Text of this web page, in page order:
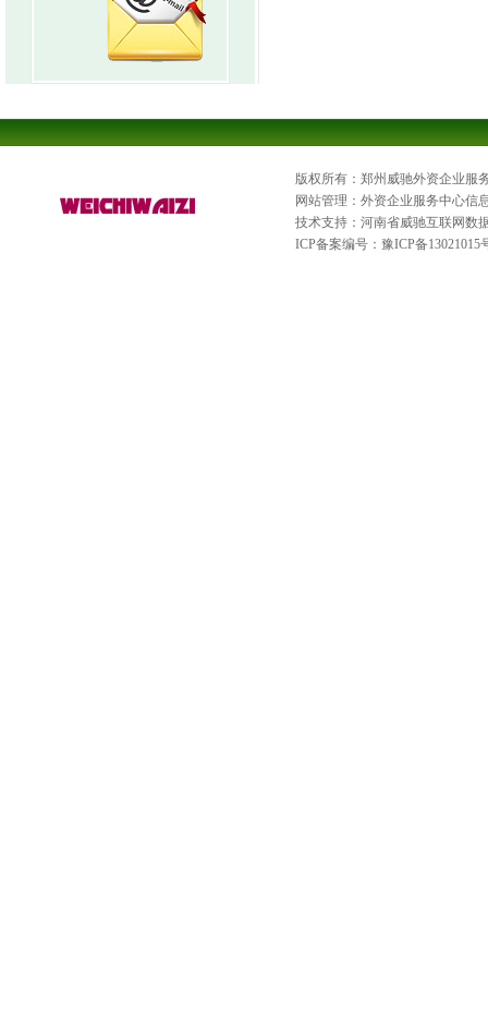
版权所有：郑州威驰外资企业服
网站管理：外资企业服务中心信
技术支持：河南省威驰互联网数
ICP备案编号： 豫ICP备13021015